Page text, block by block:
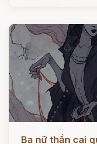
Ba nữ thần cai